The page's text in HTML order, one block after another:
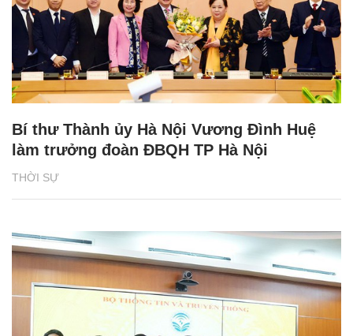
THỜI SỰ
Bí thư Thành ủy Hà Nội Vương Đình Huệ
làm trưởng đoàn ĐBQH TP Hà Nội